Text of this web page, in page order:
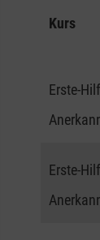
Kurs
Erste-
Erste-